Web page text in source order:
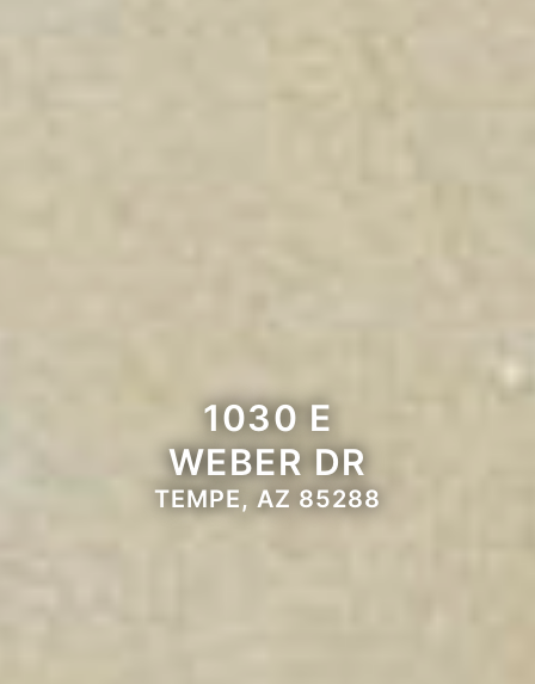
1030 E
WEBER DR
TEMPE, AZ 85288